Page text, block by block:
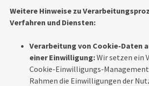
Weitere Hinweise zu
Verfahren und Diensten:
Verarbeitung von Cookie-Daten
einer Einwilligung:Wir setzen ein
Cookie-Einwilligungs-Management
Rahmen die Einwilligungen der